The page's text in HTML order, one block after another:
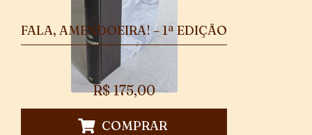
FALA, AMENDOEIRA! – 1ª EDIÇÃO
R$175,00
COMPRAR